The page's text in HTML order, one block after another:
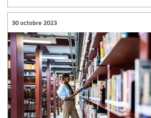
30 octobre 2023